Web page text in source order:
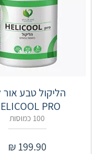
הליקול טבע אור
PRO
100 כמוסות
199.90
₪